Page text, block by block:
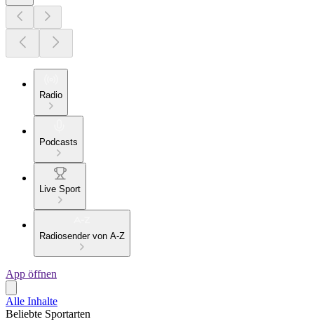
Radio
Podcasts
Live Sport
Radiosender von A-Z
App öffnen
Alle Inhalte
Beliebte Sportarten